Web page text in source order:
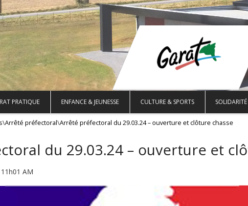
PRATIQUE ENFANCE & JEUNESSE CULTURE & SPORTS
\Arrêté préfectoral\Arrêté préfectoral du 29.03.24 – ouverture et clôture chasse
du 29.03.24 – ouverture et
AM